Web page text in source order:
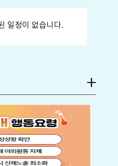
일정이 없습니다.